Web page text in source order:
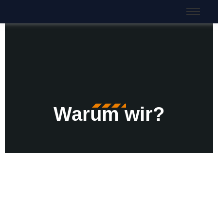
Warum wir?